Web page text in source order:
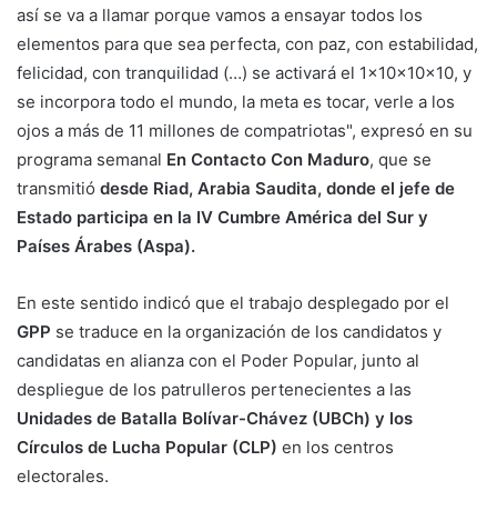
así se va a llamar porque vamos a ensayar todos los
elementos para que sea perfecta, con paz, con estabilidad,
felicidad, con tranquilidad (…) se activará el 1x10x10x10, y
se incorpora todo el mundo, la meta es tocar, verle a los
ojos a más de 11 millones de compatriotas", expresó en su
programa semanal En Contacto Con Maduro, que se
transmitió desde Riad, Arabia Saudita, donde el jefe de
Estado participa en la IV Cumbre América del Sur y
Países Árabes (Aspa).
En este sentido indicó que el trabajo desplegado por el
GPP se traduce en la organización de los candidatos y
candidatas en alianza con el Poder Popular, junto al
despliegue de los patrulleros pertenecientes a las
Unidades de Batalla Bolívar-Chávez (UBCh) y los
Círculos de Lucha Popular (CLP) en los centros
electorales.